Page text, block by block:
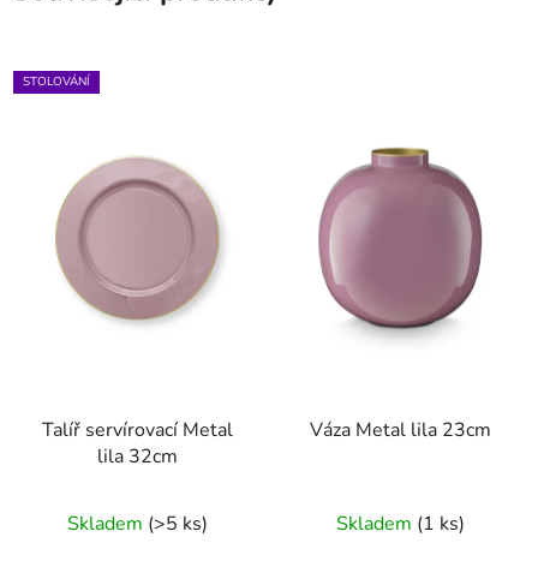
STOLOVÁNÍ
Talíř servírovací Metal
lila 32cm
Skladem (>5 ks)
Váza Metal lila 23cm
Skladem (1 ks)